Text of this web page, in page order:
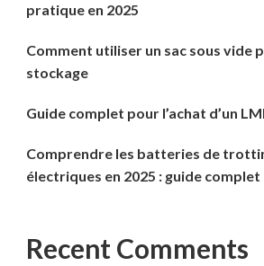
pratique en 2025
Comment utiliser un sac sous vide
stockage
Guide complet pour l’achat d’un
Comprendre les batteries de
électriques en 2025 : guide complet
Recent Comments